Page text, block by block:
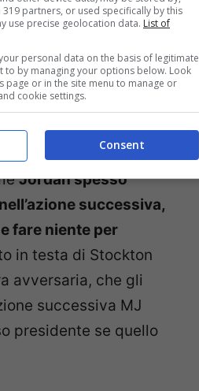
grande di tutti i
con i suoi
Jordan spesso
successiva,
fare niente per
in testa di Stockton
avversaria, che gli
successiva MJ
presidente se quello
partners, or used specifically by this
use precise geolocation data. List of
personal data on the basis of legitimate
to by managing your options below. Look
or in the site menu to manage or
cookie settings.
Consent